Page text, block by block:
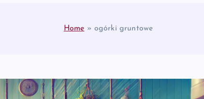
Home » ogórki gruntowe